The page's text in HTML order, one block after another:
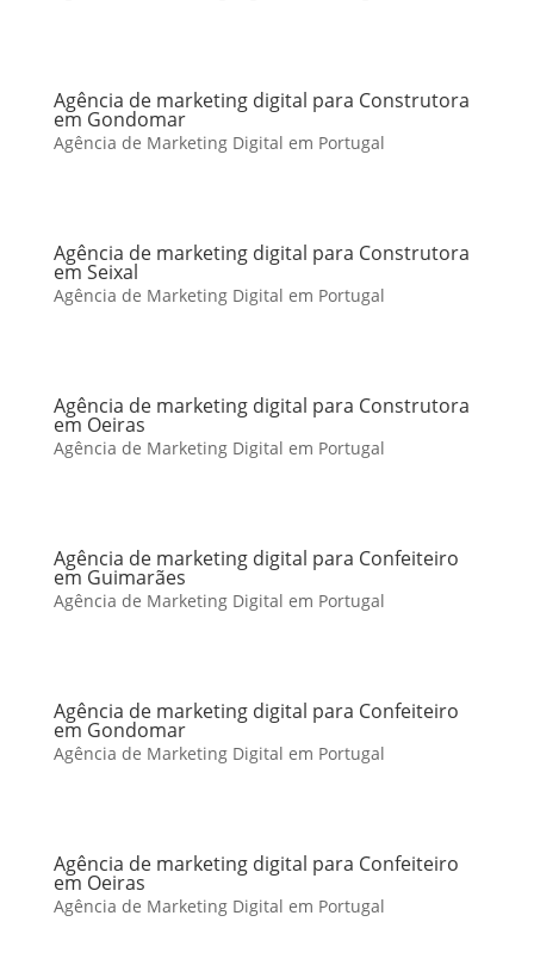
Agência de marketing digital para Construtora
em Gondomar
Agência de Marketing Digital em Portugal
Agência de marketing digital para Construtora
em Seixal
Agência de Marketing Digital em Portugal
Agência de marketing digital para Construtora
em Oeiras
Agência de Marketing Digital em Portugal
Agência de marketing digital para Confeiteiro
em Guimarães
Agência de Marketing Digital em Portugal
Agência de marketing digital para Confeiteiro
em Gondomar
Agência de Marketing Digital em Portugal
Agência de marketing digital para Confeiteiro
em Oeiras
Agência de Marketing Digital em Portugal